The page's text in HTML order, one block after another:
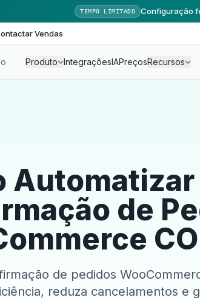
TEMPO LIMITADO Configuração
Vendas
Produto IntegraçõesIAPreçosRecursos
Automatizar
de
de pedidos
reduza cancelamentos e